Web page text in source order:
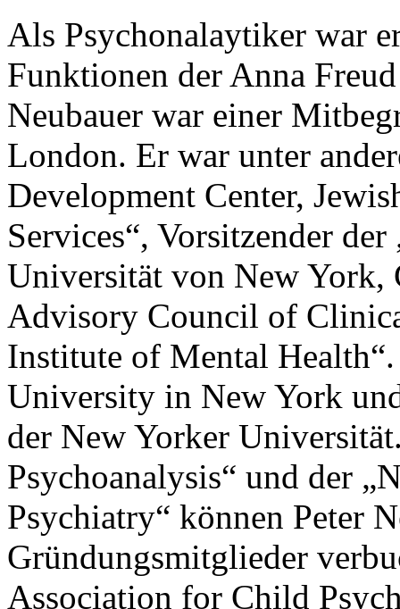
Als Psychonalaytiker war
Funktionen der Anna
Neubauer war einer
London. Er war unter
Development Center,
Services“, Vorsitzender
Universität von New York,
Advisory Council of
Institute of Mental
University in New York
der New Yorker
Psychoanalysis“ und der
Psychiatry“ können Peter
Gründungsmitglieder
Association for Child